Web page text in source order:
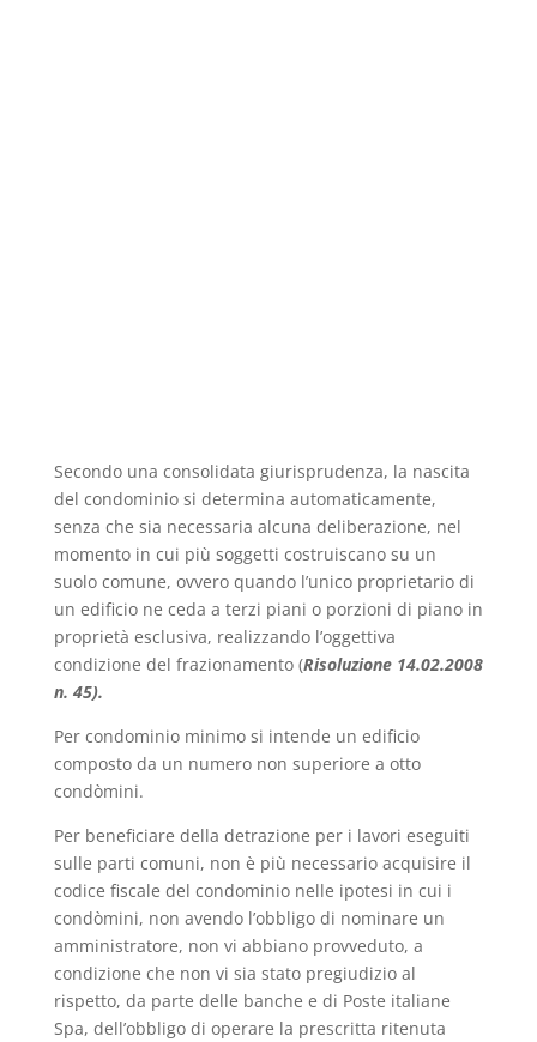
Secondo una consolidata giurisprudenza, la nascita
del condominio si determina automaticamente,
senza che sia necessaria alcuna deliberazione, nel
momento in cui più soggetti costruiscano su un
suolo comune, ovvero quando l’unico proprietario di
un edificio ne ceda a terzi piani o porzioni di piano in
proprietà esclusiva, realizzando l’oggettiva
condizione del frazionamento (Risoluzione 14.02.2008
n. 45).
Per condominio minimo si intende un edificio
composto da un numero non superiore a otto
condòmini.
Per beneficiare della detrazione per i lavori eseguiti
sulle parti comuni, non è più necessario acquisire il
codice fiscale del condominio nelle ipotesi in cui i
condòmini, non avendo l’obbligo di nominare un
amministratore, non vi abbiano provveduto, a
condizione che non vi sia stato pregiudizio al
rispetto, da parte delle banche e di Poste italiane
Spa, dell’obbligo di operare la prescritta ritenuta